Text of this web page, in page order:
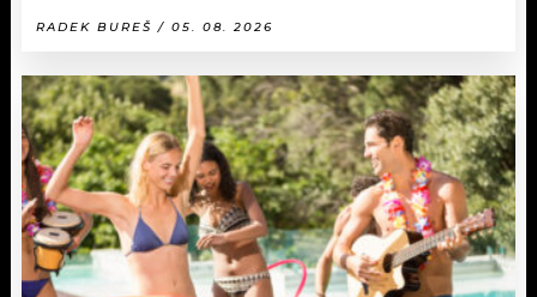
RADEK BUREŠ / 05. 08. 2026